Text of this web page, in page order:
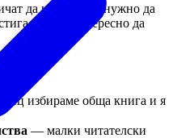
да четат. Не е нужно да
да ти е интересно да
избираме обща книга и я
— малки читателски